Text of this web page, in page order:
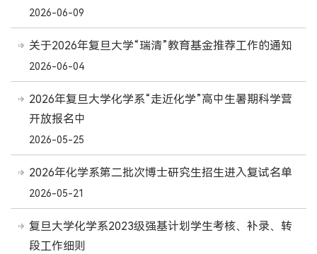
2026-06-09
关于2026年复旦大学“瑞清”教育基金推荐工作的通知
2026-06-04
2026年复旦大学化学系“走近化学”高中生暑期科学营
开放报名中
2026-05-25
2026年化学系第二批次博士研究生招生进入复试名单
2026-05-21
复旦大学化学系2023级强基计划学生考核、补录、转
段工作细则